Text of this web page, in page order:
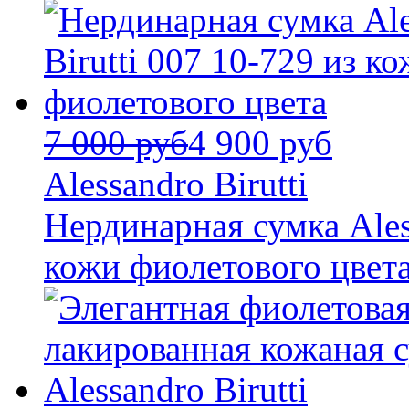
7 000 руб4 900 руб
Alessandro Birutti
Нердинарная сумка
кожи фиолетового